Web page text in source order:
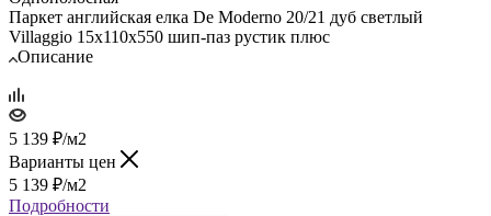
Паркет английская елка De Moderno 20/21 дуб светлый
Villaggio 15х110х550 шип-паз рустик плюс
Описание
5 139 ₽/м2
Варианты цен
5 139 ₽/м2
Подробности